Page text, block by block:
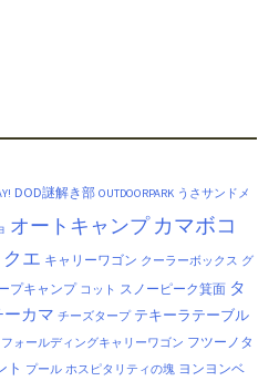
DOD謎解き部 OUTDOORPARK うさサンドメ
オートキャンプ カマボコ
エ キャリーワゴン クーラーボックス グ
プキャンプ コット スノーピーク箕面 タ
ーカマ チーズタープ テキーラテーブル
フォールディングキャリーワゴン フツーノタ
ト プール ホスピタリティの塊 ヨンヨンベ